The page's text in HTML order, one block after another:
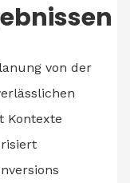
von der
Kontexte